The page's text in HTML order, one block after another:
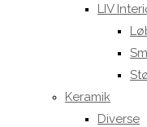
LIV
Keramik
Diverse